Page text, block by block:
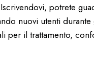
potrete
nuovi utenti
per il trattamento,